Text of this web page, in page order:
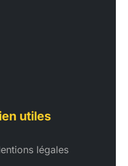
utiles
légales